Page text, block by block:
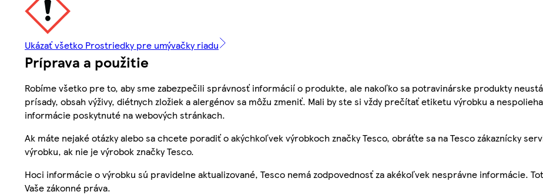
Ukázať všetko Prostriedky pre umývačky riadu
Príprava a použitie
Robíme všetko pre to, aby sme zabezpečili správnosť informácií o produkte, ale nakoľko sa potravinárske produkty
prísady, obsah výživy, diétnych zložiek a alergénov sa môžu zmeniť. Mali by ste si vždy prečítať etiketu výrobku a
informácie poskytnuté na webových stránkach.
Ak máte nejaké otázky alebo sa chcete poradiť o akýchkoľvek výrobkoch značky Tesco, obráťte sa na Tesco zákaznícky
výrobku, ak nie je výrobok značky Tesco.
Hoci informácie o výrobku sú pravidelne aktualizované, Tesco nemá zodpovednosť za akékoľvek nesprávne informácie.
Vaše zákonné práva.